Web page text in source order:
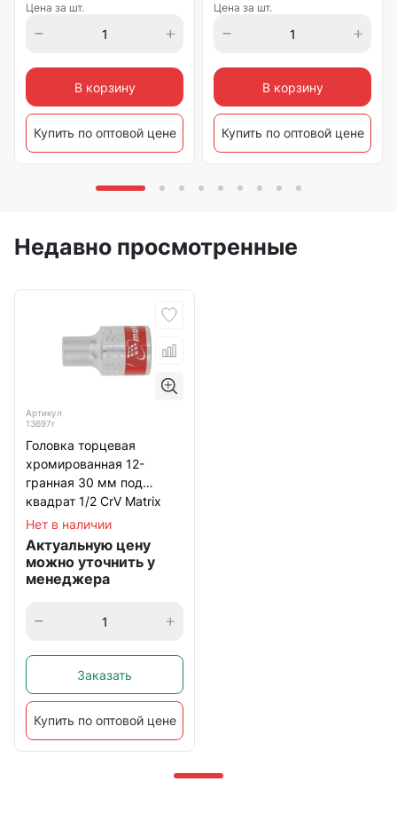
Цена за шт.
В корзину
Купить по оптовой цене
Цена за шт.
В корзину
Купить по оптовой цене
Недавно просмотренные
Артикул
13697г
Головка торцевая
хромированная 12-
гранная 30 мм под
квадрат 1/2 CrV Matrix
Нет в наличии
Актуальную цену
можно уточнить у
менеджера
Заказать
Купить по оптовой цене